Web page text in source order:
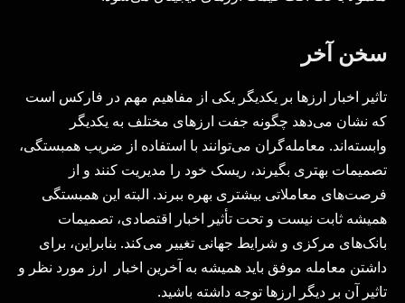
سخن آخر
تاثیر اخبار ارزها بر یکدیگر یکی از مفاهیم مهم در فارکس است
که نشان می‌دهد چگونه جفت ارزهای مختلف به یکدیگر
وابسته‌اند. معامله‌گران می‌توانند با استفاده از ضریب همبستگی،
تصمیمات بهتری بگیرند، ریسک خود را مدیریت کنند و از
فرصت‌های معاملاتی بیشتری بهره ببرند. البته این همبستگی
همیشه ثابت نیست و تحت تأثیر اخبار اقتصادی، تصمیمات
بانک‌های مرکزی و شرایط جهانی تغییر می‌کند. بنابراین، برای
داشتن معامله موفق باید همیشه به آخرین اخبار ارز مورد نظر و
تاثیر آن بر دیگر ارزها توجه داشته باشید.